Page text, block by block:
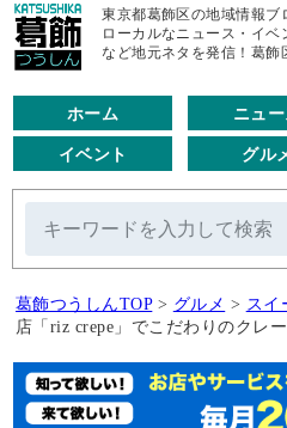
東京都葛飾区の地域情報ブ
ローカルなニュース・イ
など地元ネタを発信！葛飾
ホーム ニュー
イベント グル
葛飾つうしんTOP > グルメ > スイ
店「riz crepe」でこだわりのクレ